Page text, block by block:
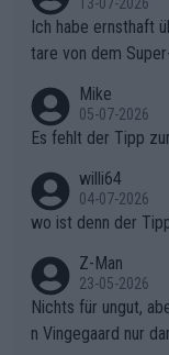
ollering die
war das Loch zu
en.Teurer
Rückstand im
gibt. Diese Etappe
unkt dieser Tour in
einem harten
onkurrentin die
g kaum noch zu
ichtung Nizza.
er SD Worx und
13-07-2026
Ich habe ernsthaft
tare von dem
r die gehört nicht in
Mike
05-07-2026
Es fehlt der Tipp
willi64
04-07-2026
wo ist denn der
Z-Man
23-05-2026
Nichts für ungut,
n Vingegaard nur